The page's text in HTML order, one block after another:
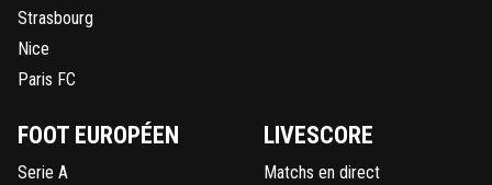
Strasbourg
Nice
Paris FC
FOOT EUROPÉEN
Serie A
LIVESCORE
Matchs en direct